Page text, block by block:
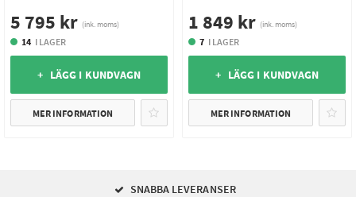
5 795 kr (ink. moms)
14 I LAGER
+ LÄGG I KUNDVAGN
MER INFORMATION
1 849 kr (ink. moms)
7 I LAGER
+ LÄGG I KUNDVAGN
MER INFORMATION
SNABBA LEVERANSER